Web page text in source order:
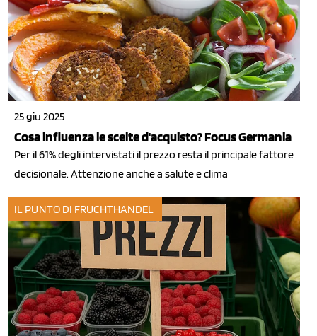
25 giu 2025
Cosa influenza le scelte d'acquisto? Focus Germania
Per il 61% degli intervistati il prezzo resta il principale fattore
decisionale. Attenzione anche a salute e clima
IL PUNTO DI FRUCHTHANDEL